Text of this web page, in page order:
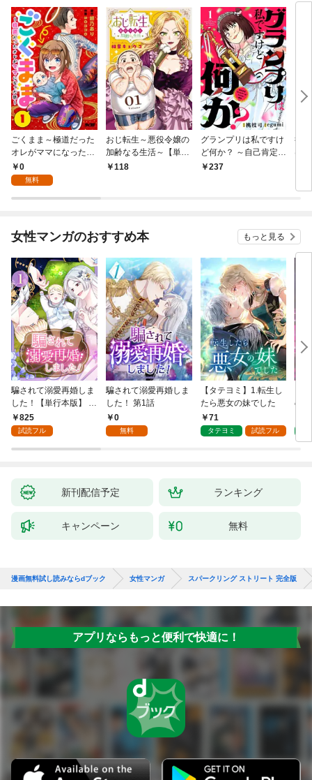
ごくまま～極道だった
オレがママになった話
～【単話】（１）
0
無料
おじ転生～悪役令嬢の
加齢なる生活～【単
話】（１）
118
グランプリは私ですけ
ど何か？ ～自己肯定モ
ンスターのミスコン無
237
後
は
女性マンガのおすすめ本 もっと見る
騙されて溺愛再婚しま
した！【単行本版】 1
巻825
試読フル
騙されて溺愛再婚しま
した！ 第1話
0
無料
【タテヨミ】1.転生し
たら悪女の妹でした
71
タテヨミ 試読フル
の
新刊配信予定 ランキング
キャンペーン 無料
漫画無料試し読みならdブック 女性マンガ スパークリング ストリート 完全版
アプリならもっと便利で快適に！